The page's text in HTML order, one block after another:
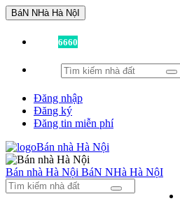
BáN NHà Hà NộI
6660
Đăng nhập
Đăng ký
Đăng tin miễn phí
Bán nhà Hà Nội BáN NHà Hà NộI